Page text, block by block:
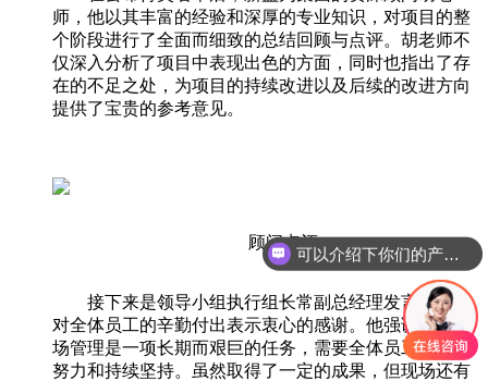
师，他以其丰富的经验和深厚的专业知识，对项目的整
个阶段进行了全面而细致的总结回顾与点评。胡老师不
仅深入分析了项目中表现出色的方面，同时也指出了存
在的不足之处，为项目的持续改进以及后续的改进方向
提供了宝贵的参考意见。
顾问点评
接下来是领导小组执行组长常副总经理发言，首先
对全体员工的辛勤付出表示衷心的感谢。他强调精益现
场管理是一项长期而艰巨的任务，需要全体员工的共同
努力和持续坚持。虽然取得了一定的成果，但现场还有
可以介绍下你们的产品么